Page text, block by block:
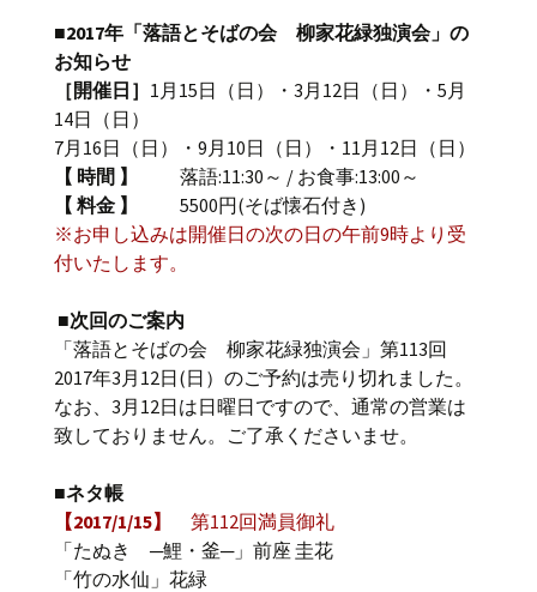
■2017年「落語とそばの会 柳家花緑独演会」の
お知らせ
［開催日］ 1月15日（日）・3月12日（日）・5月
14日（日）
7月16日（日）・9月10日（日）・11月12日（日）
【 時間 】
落語:11:30～ / お食事:13:00～
【 料金 】
5500円(そば懐石付き)
※お申し込みは開催日の次の日の午前9時より受
付いたします。
■次回のご案内
「落語とそばの会 柳家花緑独演会」第113回
2017年3月12日(日）のご予約は売り切れました。
なお、3月12日は日曜日ですので、通常の営業は
致しておりません。ご了承くださいませ。
■ネタ帳
【2017/1/15】
第112回満員御礼
「たぬき ─鯉・釜─」前座 圭花
「竹の水仙」花緑